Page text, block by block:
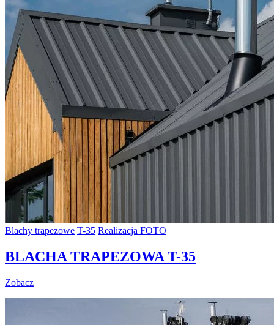
Blachy trapezowe T-35 Realizacja FOTO
BLACHA TRAPEZOWA T-35
Zobacz